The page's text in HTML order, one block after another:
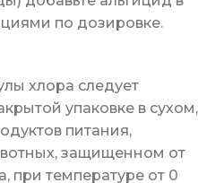
по дозировке.
хлора следует
упаковке в сухом,
питания,
защищенном от
при температуре от 0